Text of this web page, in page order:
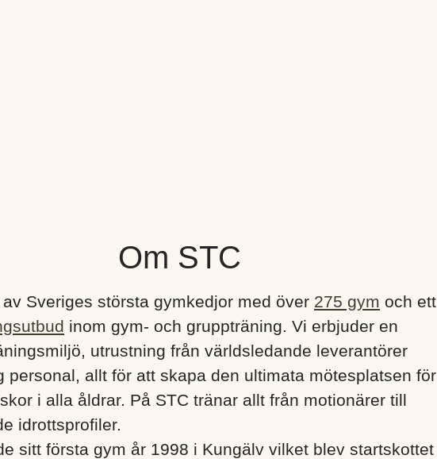
Om STC
Sveriges största gymkedjor med över 275 gym och ett
inom gym- och gruppträning. Vi erbjuder en
utrustning från världsledande leverantörer
personal, allt för att skapa den ultimata mötesplatsen för
i alla åldrar. På STC tränar allt från motionärer till
idrottsprofiler.
sitt första gym år 1998 i Kungälv vilket blev startskottet